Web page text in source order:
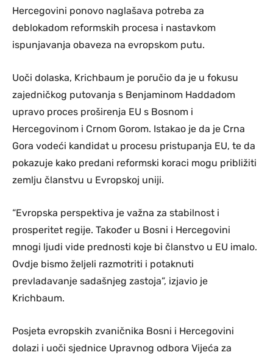
Hercegovini ponovo naglašava potreba za
deblokadom reformskih procesa i nastavkom
ispunjavanja obaveza na evropskom putu.
Uoči dolaska, Krichbaum je poručio da je u fokusu
zajedničkog putovanja s Benjaminom Haddadom
upravo proces proširenja EU s Bosnom i
Hercegovinom i Crnom Gorom. Istakao je da je Crna
Gora vodeći kandidat u procesu pristupanja EU, te da
pokazuje kako predani reformski koraci mogu približiti
zemlju članstvu u Evropskoj uniji.
“Evropska perspektiva je važna za stabilnost i
prosperitet regije. Također u Bosni i Hercegovini
mnogi ljudi vide prednosti koje bi članstvo u EU imalo.
Ovdje bismo željeli razmotriti i potaknuti
prevladavanje sadašnjeg zastoja”, izjavio je
Krichbaum.
Posjeta evropskih zvaničnika Bosni i Hercegovini
dolazi i uoči sjednice Upravnog odbora Vijeća za